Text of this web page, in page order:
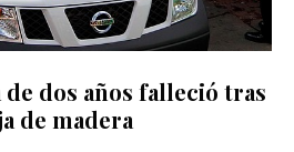
de dos años falleció tras
de madera